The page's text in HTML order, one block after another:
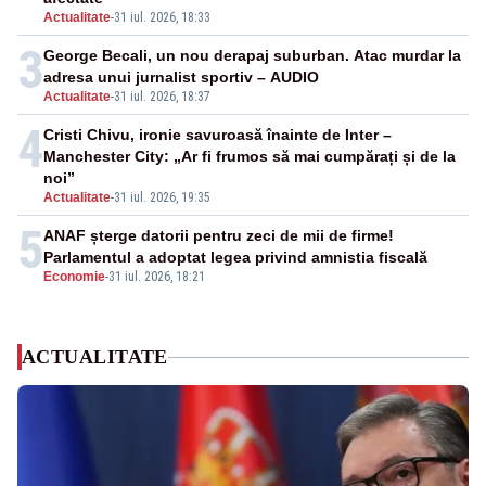
Actualitate-31 iul. 2026, 18:33
3Actualitate-31 iul. 2026, 18:37
George Becali, un nou derapaj suburban. Atac murdar la
adresa unui jurnalist sportiv – AUDIO
4
Actualitate-31 iul. 2026, 19:35
Cristi Chivu, ironie savuroasă înainte de Inter –
Manchester City: „Ar fi frumos să mai cumpărați și de la
noi”
5 Economie-31 iul. 2026, 18:21
ANAF șterge datorii pentru zeci de mii de firme!
Parlamentul a adoptat legea privind amnistia fiscală
ACTUALITATE